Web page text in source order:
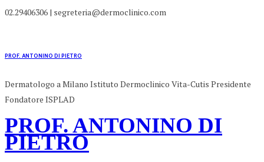
02.29406306 | segreteria@dermoclinico.com
PROF. ANTONINO DI PIETRO
Dermatologo a Milano Istituto Dermoclinico Vita-Cutis Presidente
Fondatore ISPLAD
PROF. ANTONINO DI
PIETRO